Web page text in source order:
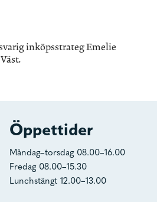
inköpsstrateg Emelie
Öppettider
Måndag–torsdag 08.00–16.00
Fredag 08.00–15.30
Lunchstängt 12.00–13.00